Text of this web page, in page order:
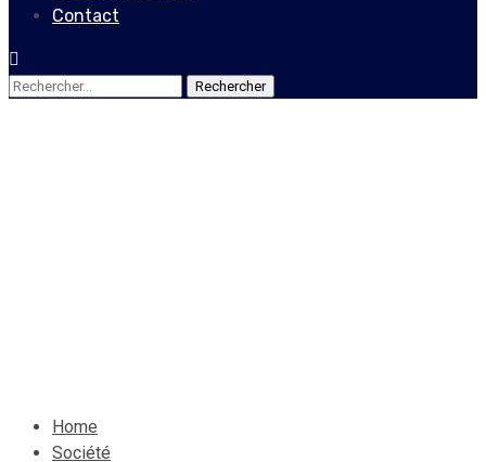
Contact
Rechercher :
Home
Société